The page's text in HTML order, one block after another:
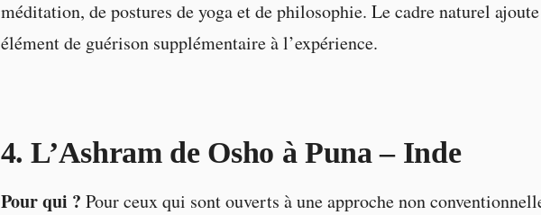
méditation, de postures de yoga et de philosophie. Le cadre naturel
élément de guérison supplémentaire à l’expérience.
4. L’Ashram de Osho à Puna – Inde
Pour qui ? Pour ceux qui sont ouverts à une approche non